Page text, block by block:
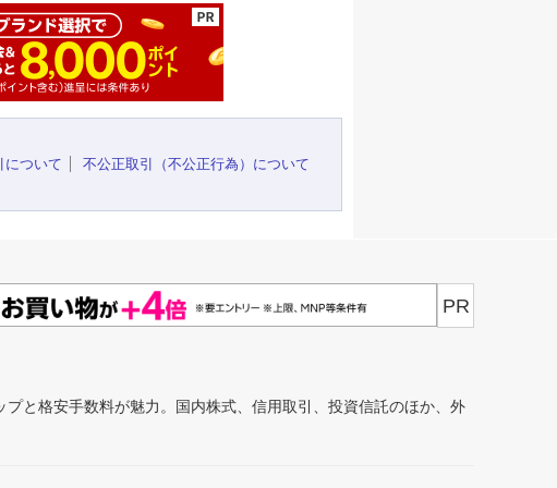
について
不公正取引（不公正行為）について
PR
と格安手数料が魅力。国内株式、信用取引、投資信託のほか、外